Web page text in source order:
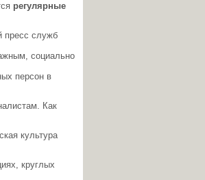
регулярные
пресс служб
социально
персон в
Как
культура
круглых